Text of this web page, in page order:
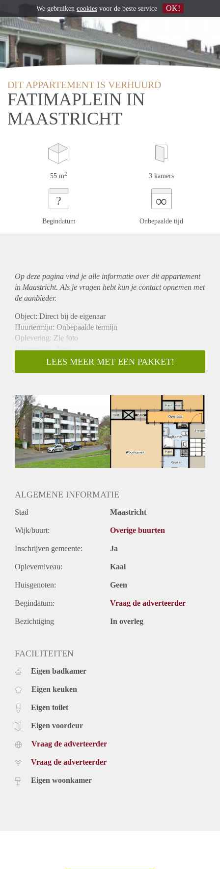
DIT APPARTEMENT IS VERHUURD
FATIMAPLEIN IN
MAASTRICHT
55 m2 3 kamers
?
Begindatum
∞
Onbepaalde tijd
Op deze pagina vind je alle informatie over ditappartement
in Maastricht. Als je vragen hebt kun je contact opnemen met
de aanbieder.
Object: Direct bij de eigenaar
Huurtermijn: Onbepaalde termijn
Oplevering: Zie foto
Inkomen eis: Nee
Garantiestelling mogelijk: Nee
Borg: 1 Maand
Huisdieren toegestaan: Afhankelijk van de Eigenaar
Huurtoeslag grens: Ja
Geschikt voor studenten: Afhankelijk van de Eigenaar
LEES MEER MET EEN PAKKET!
ALGEMENE INFORMATIE
Stad Maastricht
Wijk/buurt: Overige buurten
Inschrijven gemeente: Ja
Opleverniveau: Kaal
Huisgenoten: Geen
Begindatum: Vraag de adverteerder
Bezichtiging In overleg
FACILITEITEN
Eigen badkamer
Eigen keuken
Eigen toilet
Eigen voordeur
Vraag de adverteerder
Vraag de adverteerder
Eigen woonkamer
We gebruiken cookies voor de beste service OK!